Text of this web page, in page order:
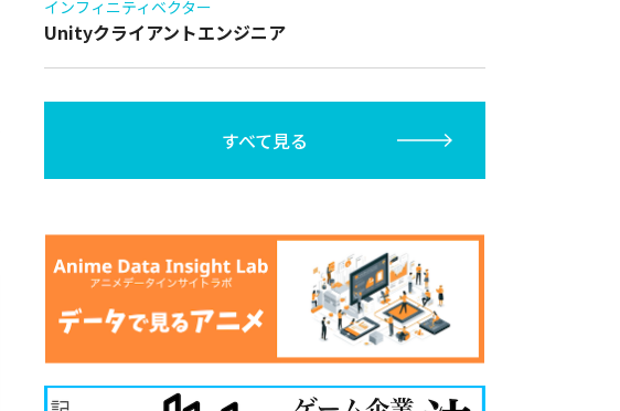
インフィニティベクター
Unityクライアントエンジニア
すべて見る